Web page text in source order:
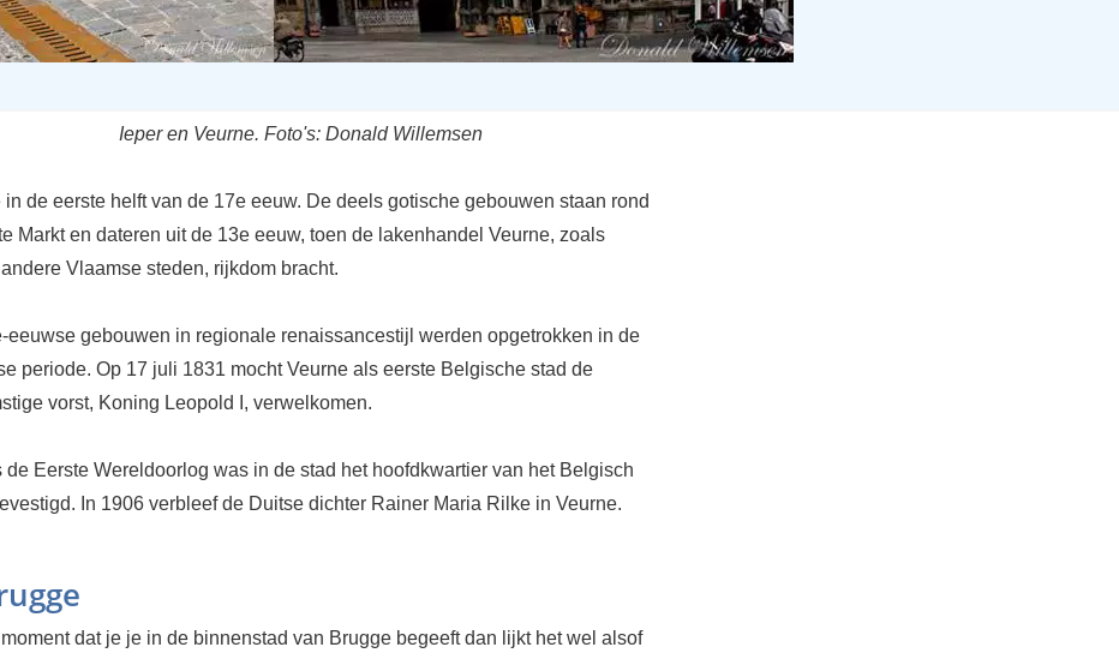
Ieper en Veurne. Foto's: Donald Willemsen
in de eerste helft van de 17e eeuw. De deels gotische gebouwen staan rond
Markt en dateren uit de 13e eeuw, toen de lakenhandel Veurne, zoals
Vlaamse steden, rijkdom bracht.
eeuwse gebouwen in regionale renaissancestijl werden opgetrokken in de
periode. Op 17 juli 1831 mocht Veurne als eerste Belgische stad de
vorst, Koning Leopold I, verwelkomen.
de Eerste Wereldoorlog was in de stad het hoofdkwartier van het Belgisch
In 1906 verbleef de Duitse dichter Rainer Maria Rilke in Veurne.
dat je je in de binnenstad van Brugge begeeft dan lijkt het wel alsof